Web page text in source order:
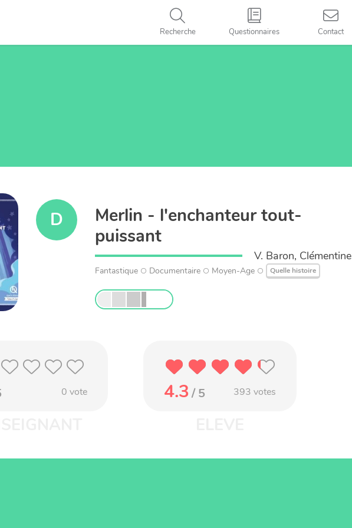
Recherche Questionnaires Contact
D
Merlin - l'enchanteur tout-
puissant
V. Baron, Clémentine
Fantastique Documentaire Moyen-Age Quelle histoire
0 vote 4.3 / 5 393 votes